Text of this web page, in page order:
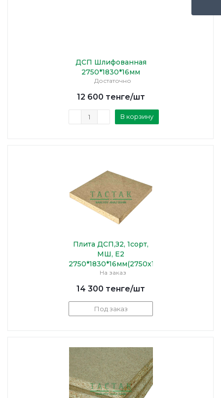
ДСП Шлифованная
2750*1830*16мм
Достаточно
12 600 тенге/шт
В корзину
Плита ДСП,З2, 1сорт,
МШ, Е2
2750*1830*16мм(2750х1830)
На заказ
14 300 тенге/шт
Под заказ